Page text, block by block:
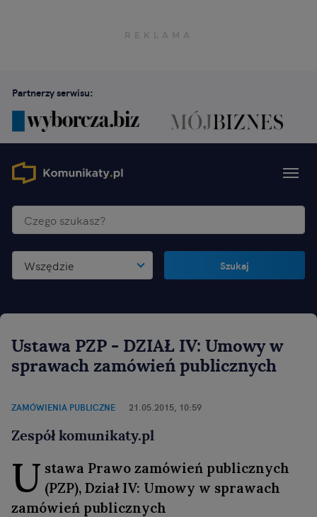
Partnerzy serwisu:
Wszędzie Szukaj
Ustawa PZP - DZIAŁ IV: Umowy w
sprawach zamówień publicznych
ZAMÓWIENIA PUBLICZNE 21.05.2015, 10:59
Zespół komunikaty.pl
U stawa Prawo zamówień publicznych
(PZP), Dział IV: Umowy w sprawach
zamówień publicznych